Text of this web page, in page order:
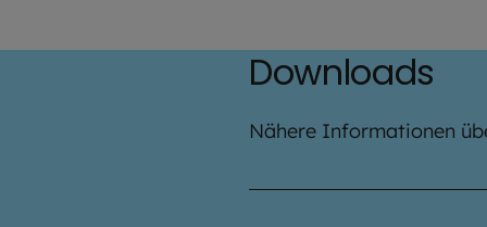
Downloads
Nähere Informationen